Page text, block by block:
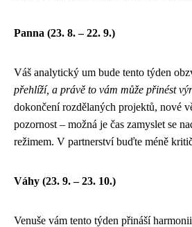
Panna (23. 8. – 22. 9.)
Váš analytický um bude tento týden
přehlíží, a právě to vám může přinést
dokončení rozdělaných projektů, nové
pozornost – možná je čas zamyslet se
režimem. V partnerství buďte méně
Váhy (23. 9. – 23. 10.)
Venuše vám tento týden přináší